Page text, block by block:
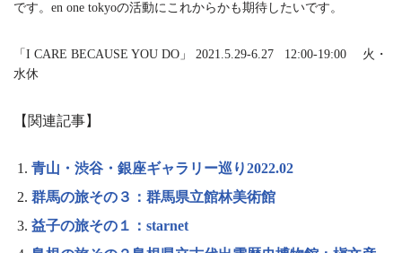
です。en one tokyoの活動にこれからかも期待したいです。
「I CARE BECAUSE YOU DO」 2021.5.29-6.27 12:00-19:00 火・
水休
【関連記事】
青山・渋谷・銀座ギャラリー巡り2022.02
群馬の旅その３：群馬県立館林美術館
益子の旅その１：starnet